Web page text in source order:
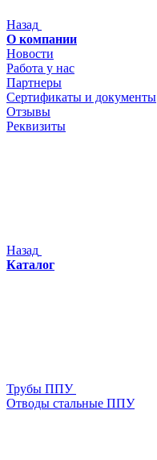
Назад
О компании
Новости
Работа у нас
Партнеры
Сертификаты и документы
Отзывы
Реквизиты
Назад
Каталог
Трубы ППУ
Отводы стальные ППУ